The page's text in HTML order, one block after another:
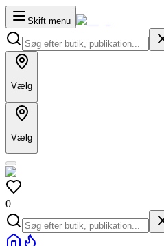
Skift menu
Vælg
Vælg
0